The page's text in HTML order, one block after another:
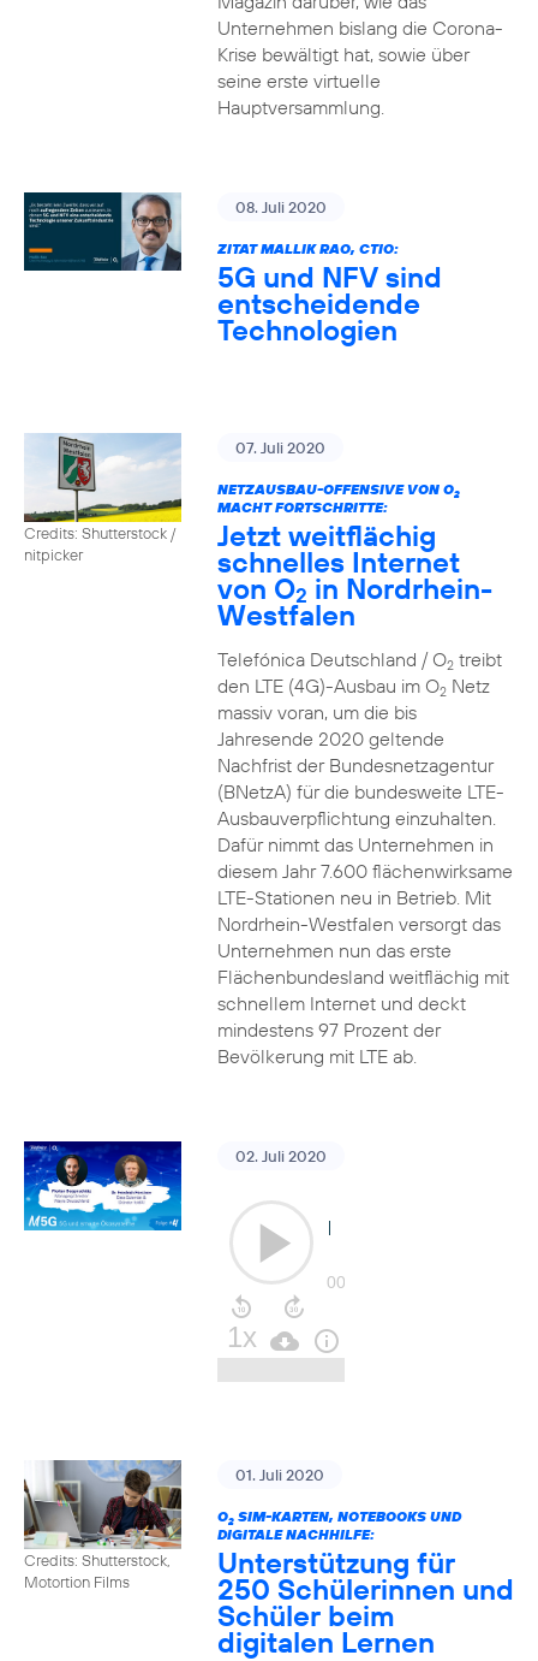
Unternehmen bislang die Corona-
Krise bewältigt hat, sowie über
seine erste virtuelle
Hauptversammlung.
08. Juli 2020
ZITAT MALLIK RAO, CTIO:
5G und NFV sind
entscheidende
Technologien
Credits: Shutterstock /
nitpicker
07. Juli 2020
NETZAUSBAU-OFFENSIVE VON O2
MACHT FORTSCHRITTE:
Jetzt weitflächig
schnelles Internet
von O2 in Nordrhein-
Westfalen
Telefónica Deutschland / O2treibt
den LTE (4G)-Ausbau im O2Netz
massiv voran, um die bis
Jahresende 2020 geltende
Nachfrist der Bundesnetzagentur
(BNetzA) für die bundesweite LTE-
Ausbauverpflichtung einzuhalten.
Dafür nimmt das Unternehmen in
diesem Jahr 7.600 flächenwirksame
LTE-Stationen neu in Betrieb. Mit
Nordrhein-Westfalen versorgt das
Unternehmen nun das erste
Flächenbundesland weitflächig mit
schnellem Internet und deckt
mindestens 97 Prozent der
Bevölkerung mit LTE ab.
02. Juli 2020
Credits: Shutterstock,
Motortion Films
01. Juli 2020
O2SIM-KARTEN, NOTEBOOKS UND
DIGITALE NACHHILFE:
Unterstützung für
250 Schülerinnen und
Schüler beim
digitalen Lernen